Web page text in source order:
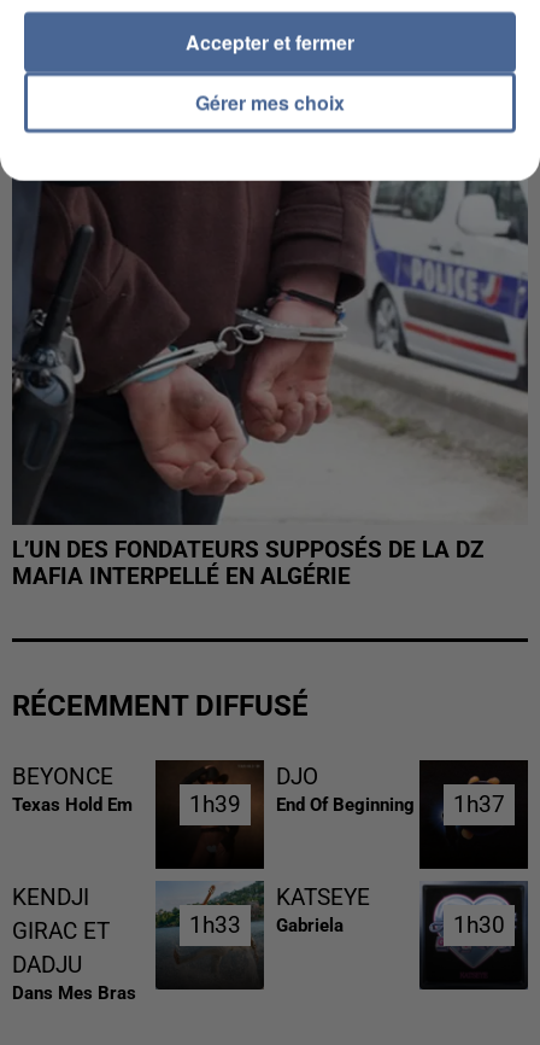
APRÈS TOUTES CES CANICULES, LES REFUGES
DE FAUNE SAUVAGE SONT...
L’UN DES FONDATEURS SUPPOSÉS DE LA DZ
MAFIA INTERPELLÉ EN ALGÉRIE
RÉCEMMENT DIFFUSÉ
BEYONCE
Texas Hold Em 1h39
1h39
DJO
End Of Beginning 1h37
1h37
KENDJI
GIRAC ET
DADJU
Dans Mes Bras
1h33
1h33
KATSEYE
Gabriela 1h30
1h30
Gérer mes choix
Accepter et fermer